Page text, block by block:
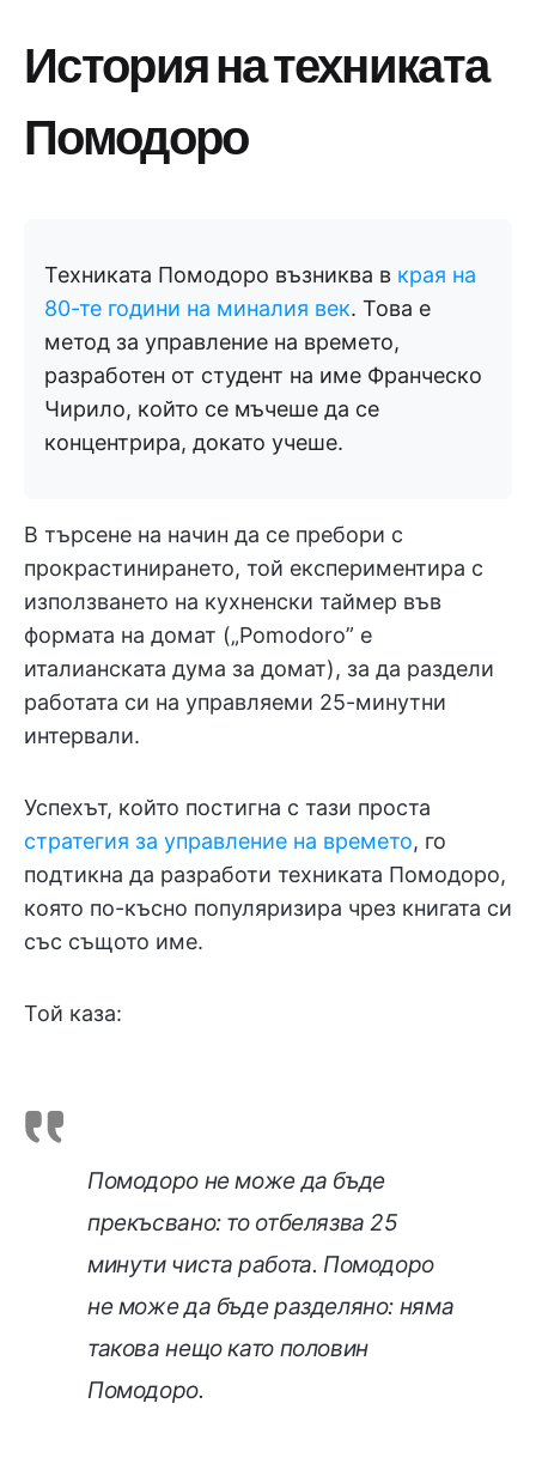
История на техниката
Помодоро
Техниката Помодоро възниква в края на
80-те години на миналия век. Това е
метод за управление на времето,
разработен от студент на име Франческо
Чирило, който се мъчеше да се
концентрира, докато учеше.
В търсене на начин да се пребори с
прокрастинирането, той експериментира с
използването на кухненски таймер във
формата на домат („Pomodoro” е
италианската дума за домат), за да раздели
работата си на управляеми 25-минутни
интервали.
Успехът, който постигна с тази проста
стратегия за управление на времето, го
подтикна да разработи техниката Помодоро,
която по-късно популяризира чрез книгата си
със същото име.
Той каза:
Помодоро не може да бъде
прекъсвано: то отбелязва 25
минути чиста работа. Помодоро
не може да бъде разделяно: няма
такова нещо като половин
Помодоро.